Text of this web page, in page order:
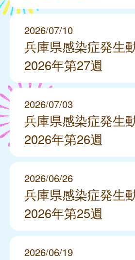
2026/07/10
兵庫県感染症発生
2026年第27週
2026/07/03
兵庫県感染症発生
2026年第26週
2026/06/26
兵庫県感染症発生
2026年第25週
2026/06/19